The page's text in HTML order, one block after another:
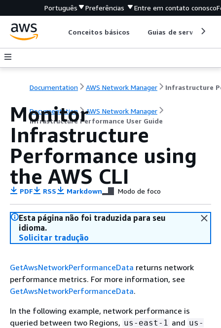
Português Preferências Entre em contato conosco
Conceitos básicos Guias de serviço
Documentation AWS Network Manager
Documentation
AWS Network Manager
Infrastructure Performance User Guide
Monitor
Infrastructure
Performance using
the AWS CLI
PDF RSS Markdown Modo de foco
Esta página não foi traduzida para seu
idioma.
Solicitar tradução
GetAwsNetworkPerformanceData returns network
performance metrics. For more information, see
GetAwsNetworkPerformanceData.
In the following example, network performance is
queried between two Regions, us-east-1 and us-